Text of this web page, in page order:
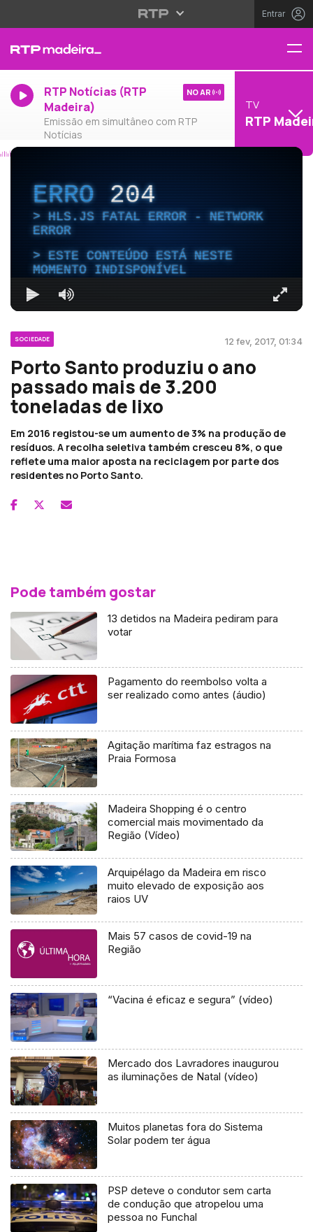
Entrar
RTP Notícias (RTP
Madeira)
Emissão em simultâneo com RTP
Notícias
NO AR
TV
RTP
ERRO204
HLS.JS FATAL ERROR - NETWORK
ERROR
ESTE CONTEÚDO ESTÁ NESTE
MOMENTO INDISPONÍVEL
SOCIEDADE 12 fev, 2017, 01:34
Porto Santo produziu o ano
passado mais de 3.200
toneladas de lixo
Em 2016 registou-se um aumento de 3% na produção de
resíduos. A recolha seletiva também cresceu 8%, o que
reflete uma maior aposta na reciclagem por parte dos
residentes no Porto Santo.
Pode também gostar
13 detidos na Madeira pediram para
votar
Pagamento do reembolso volta a
ser realizado como antes (áudio)
Agitação marítima faz estragos na
Praia Formosa
Madeira Shopping é o centro
comercial mais movimentado da
Região (Vídeo)
Arquipélago da Madeira em risco
muito elevado de exposição aos
raios UV
Mais 57 casos de covid-19 na
Região
“Vacina é eficaz e segura” (vídeo)
Mercado dos Lavradores inaugurou
as iluminações de Natal (vídeo)
Muitos planetas fora do Sistema
Solar podem ter água
PSP deteve o condutor sem carta
de condução que atropelou uma
pessoa no Funchal